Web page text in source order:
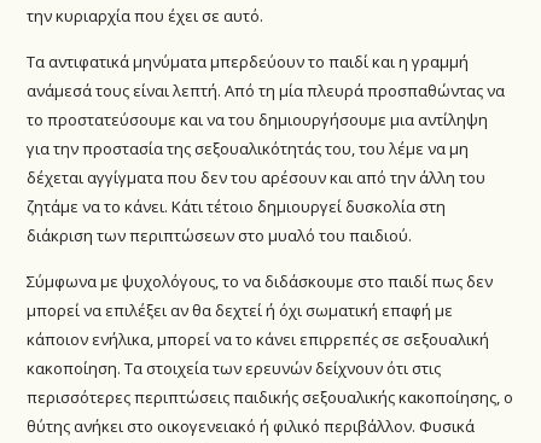
την κυριαρχία που έχει σε αυτό.
Τα αντιφατικά μηνύματα μπερδεύουν το παιδί και η γραμμή
ανάμεσά τους είναι λεπτή. Από τη μία πλευρά προσπαθώντας να
το προστατεύσουμε και να του δημιουργήσουμε μια αντίληψη
για την προστασία της σεξουαλικότητάς του, του λέμε να μη
δέχεται αγγίγματα που δεν του αρέσουν και από την άλλη του
ζητάμε να το κάνει. Κάτι τέτοιο δημιουργεί δυσκολία στη
διάκριση των περιπτώσεων στο μυαλό του παιδιού.
Σύμφωνα με ψυχολόγους, το να διδάσκουμε στο παιδί πως δεν
μπορεί να επιλέξει αν θα δεχτεί ή όχι σωματική επαφή με
κάποιον ενήλικα, μπορεί να το κάνει επιρρεπές σε σεξουαλική
κακοποίηση. Τα στοιχεία των ερευνών δείχνουν ότι στις
περισσότερες περιπτώσεις παιδικής σεξουαλικής κακοποίησης, ο
θύτης ανήκει στο οικογενειακό ή φιλικό περιβάλλον. Φυσικά